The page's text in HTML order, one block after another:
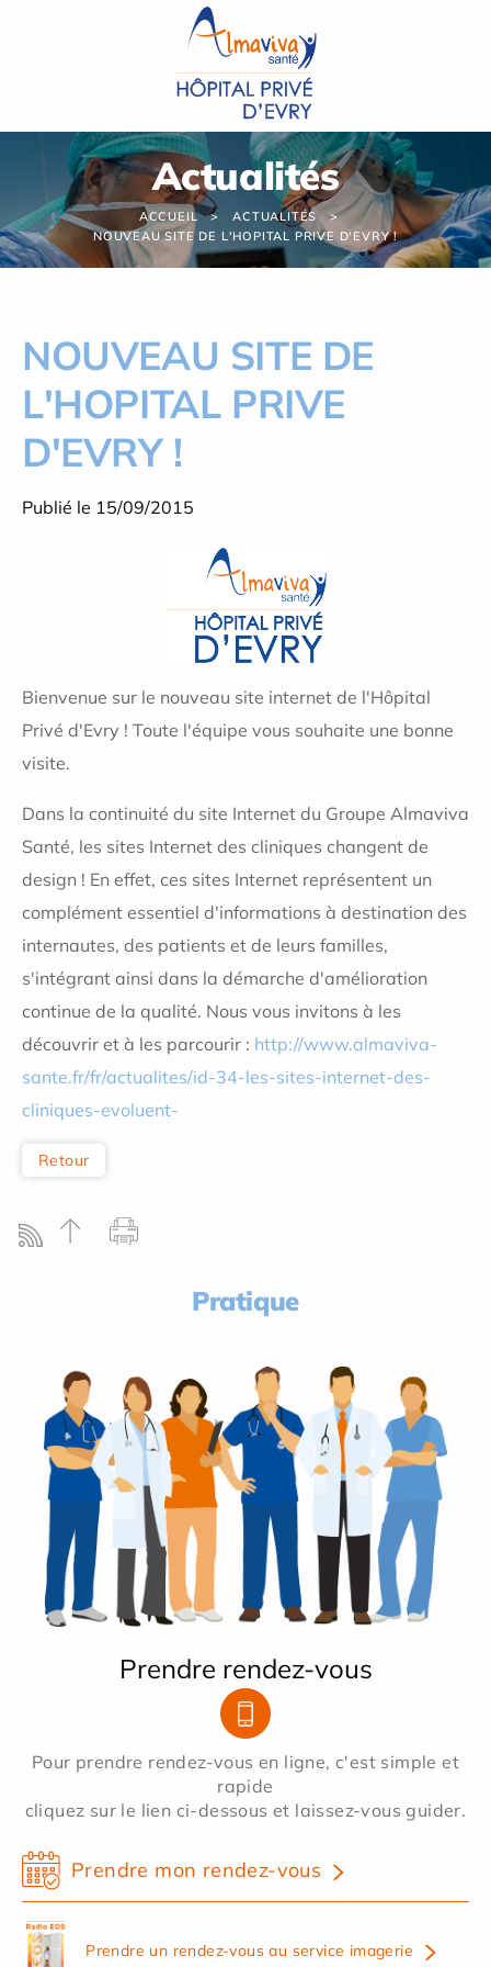
Actualités
ACCUEIL
ACTUALITÉS
NOUVEAU SITE DE L'HOPITAL PRIVE D'EVRY !
NOUVEAU SITE DE
L'HOPITAL PRIVE
D'EVRY !
Publié le 15/09/2015
Bienvenue sur le nouveau site internet de l'Hôpital
Privé d'Evry ! Toute l'équipe vous souhaite une bonne
visite.
Dans la continuité du site Internet du Groupe Almaviva
Santé, les sites Internet des cliniques changent de
design ! En effet, ces sites Internet représentent un
complément essentiel d'informations à destination des
internautes, des patients et de leurs familles,
s'intégrant ainsi dans la démarche d'amélioration
continue de la qualité. Nous vous invitons à les
découvrir et à les parcourir : http://www.almaviva-
sante.fr/fr/actualites/id-34-les-sites-internet-des-
cliniques-evoluent-
Retour
Pratique
Prendre rendez-vous
Pour prendre rendez-vous en ligne, c'est simple et
rapide
cliquez sur le lien ci-dessous et laissez-vous guider.
Prendre mon rendez-vous
Prendre un rendez-vous au service imagerie
Panneau de gestion des cookies